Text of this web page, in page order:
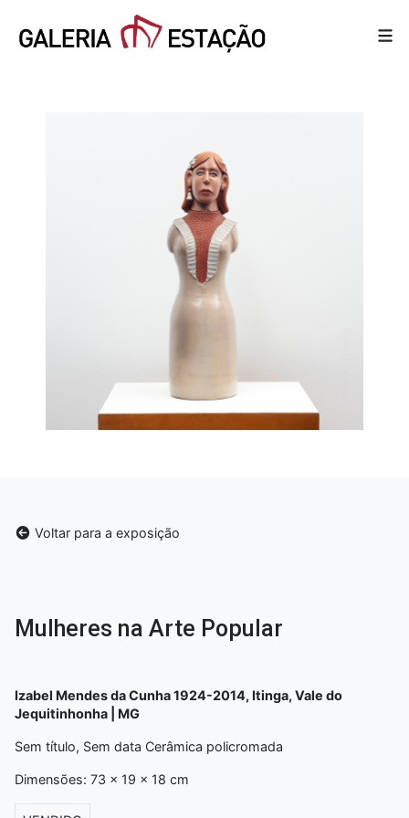
Voltar para a exposição
Mulheres na Arte Popular
Izabel Mendes da Cunha 1924-2014, Itinga, Vale do
Jequitinhonha | MG
Sem título, Sem data Cerâmica policromada
Dimensões: 73 x 19 x 18 cm